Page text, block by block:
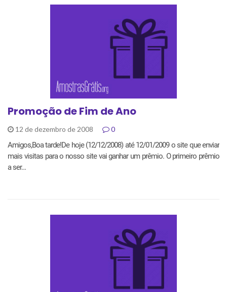
Promoção de Fim de Ano
12 de dezembro de 2008 0
Amigos,Boa tarde!De hoje (12/12/2008) até 12/01/2009 o site que enviar
mais visitas para o nosso site vai ganhar um prêmio. O primeiro prêmio
a ser…